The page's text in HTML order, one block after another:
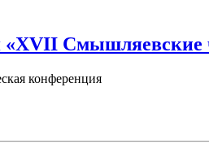
«XVII Смышляевские
конференция